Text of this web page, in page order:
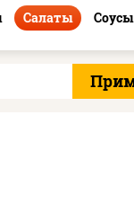
Салаты Соусы